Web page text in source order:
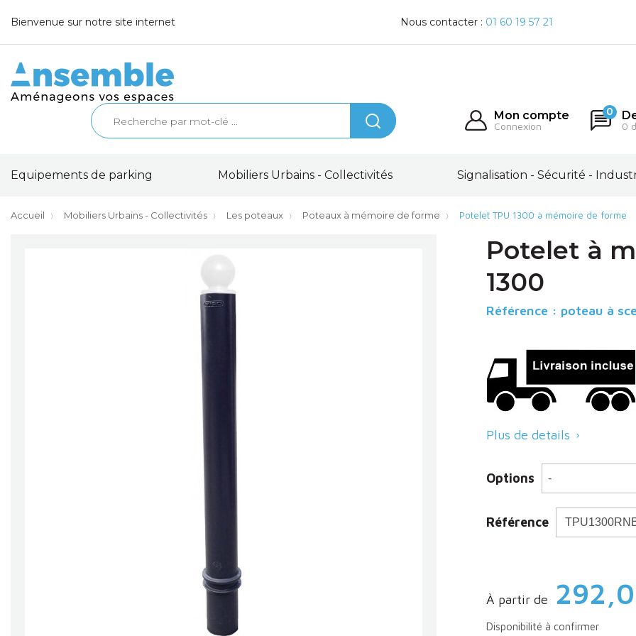
Bienvenue sur notre site internet Nous contacter : 01 60 19 57 21
Mon compte
Connexion 0
0
Equipements de parking Mobiliers Urbains - Collectivités Signalisation - Sécurité -
Accueil Mobiliers Urbains - Collectivités Les poteaux Poteaux à mémoire de forme Potelet TPU 1300 à mémoire de forme
Potelet à
1300
Référence : poteau à
Plus de details 
Options
Référence
À partir de
Disponibilité à confirmer